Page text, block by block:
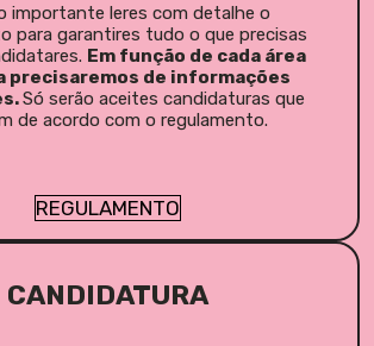
importante leres com detalhe o
para garantires tudo o que precisas
Em função de cada área
precisaremos de informações
Só serão aceites candidaturas que
de acordo com o regulamento.
REGULAMENTO
CANDIDATURA